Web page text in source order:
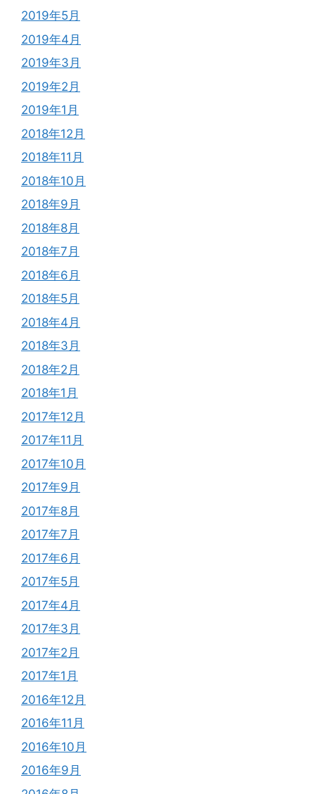
2019年5月
2019年4月
2019年3月
2019年2月
2019年1月
2018年12月
2018年11月
2018年10月
2018年9月
2018年8月
2018年7月
2018年6月
2018年5月
2018年4月
2018年3月
2018年2月
2018年1月
2017年12月
2017年11月
2017年10月
2017年9月
2017年8月
2017年7月
2017年6月
2017年5月
2017年4月
2017年3月
2017年2月
2017年1月
2016年12月
2016年11月
2016年10月
2016年9月